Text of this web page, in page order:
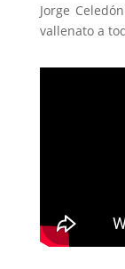
Jorge
vallenato a